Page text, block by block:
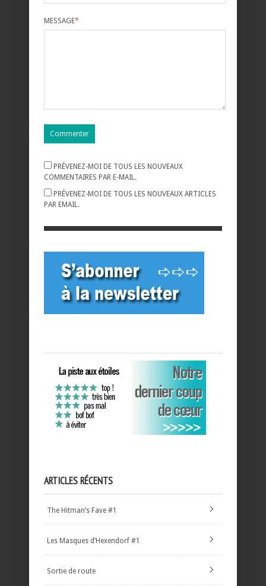
MESSAGE*
PRÉVENEZ-MOI DE TOUS LES NOUVEAUX
COMMENTAIRES PAR E-MAIL.
PRÉVENEZ-MOI DE TOUS LES NOUVEAUX ARTICLES
PAR EMAIL.
ARTICLES RÉCENTS
The Hitman’s Fave #1
Les Masques d’Hexendorf #1
Sortie de route